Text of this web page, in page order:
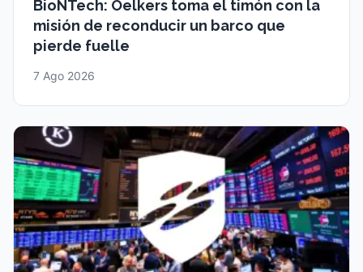
BioNTech: Oelkers toma el timón con la
misión de reconducir un barco que
pierde fuelle
7 Ago 2026